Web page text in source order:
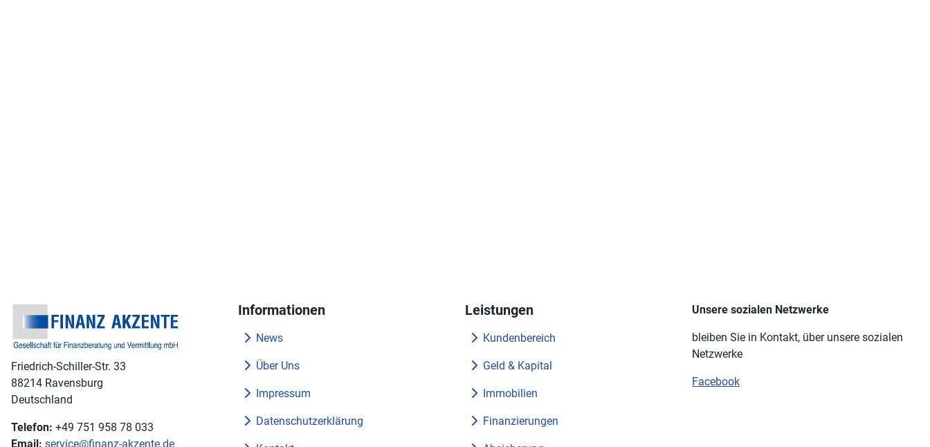
Friedrich-Schiller-Str. 33
88214 Ravensburg
Deutschland
Telefon: +49 751 958 78 033
Email: service@finanz-akzente.de
Informationen
News
Über Uns
Impressum
Datenschutzerklärung
Leistungen
Kundenbereich
Geld & Kapital
Immobilien
Finanzierungen
Unsere sozialen Netzwerke
bleiben Sie in Kontakt, über unsere sozialen
Netzwerke
Facebook